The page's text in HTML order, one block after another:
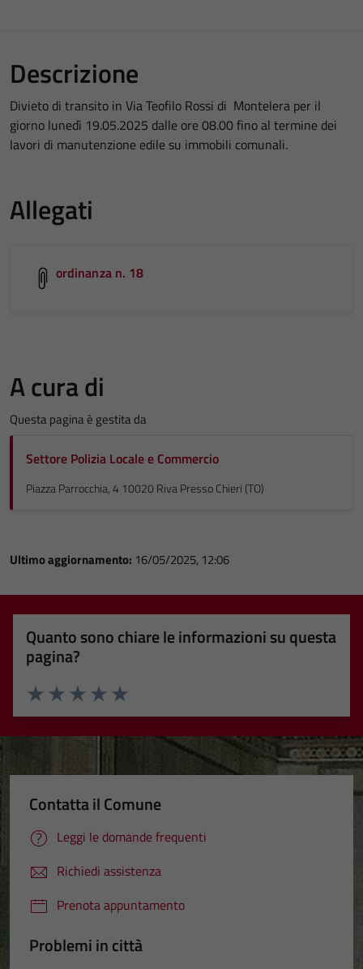
Descrizione
Divieto di transito in Via Teofilo Rossi di Montelera per il
giorno lunedì 19.05.2025 dalle ore 08.00 fino al termine dei
lavori di manutenzione edile su immobili comunali.
Allegati
ordinanza n. 18
A cura di
Questa pagina è gestita da
Settore Polizia Locale e Commercio
Piazza Parrocchia, 4 10020 Riva Presso Chieri (TO)
Ultimo aggiornamento: 16/05/2025, 12:06
Quanto sono chiare le informazioni su questa
pagina?
Valuta 5 stelle su 5
Valuta 4 stelle su 5
Valuta 3 stelle su 5
Valuta 2 stelle su 5
Valuta 1 stelle su 5
Contatta il Comune
Leggi le domande frequenti
Richiedi assistenza
Prenota appuntamento
Problemi in città